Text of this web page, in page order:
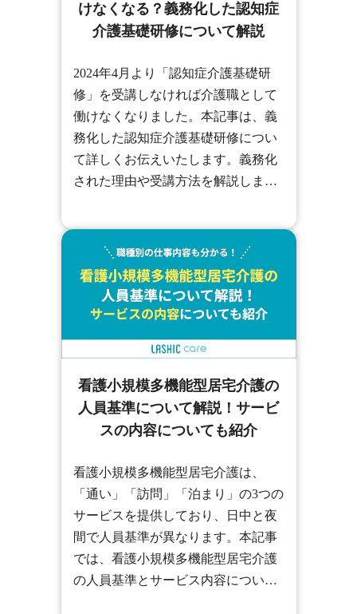
けなくなる？義務化した認知症
介護基礎研修について解説
2024年4月より「認知症介護基礎研
修」を受講しなければ介護職として
働けなくなりました。本記事は、義
務化した認知症介護基礎研修につい
て詳しくお伝えいたします。義務化
された理由や受講方法を解説します
看護小規模多機能型居宅介護の
人員基準について解説！サービ
スの内容についても紹介
看護小規模多機能型居宅介護は、
「通い」「訪問」「泊まり」の3つの
サービスを提供しており、日中と夜
間で人員基準が異なります。本記事
では、看護小規模多機能型居宅介護
の人員基準とサービス内容について